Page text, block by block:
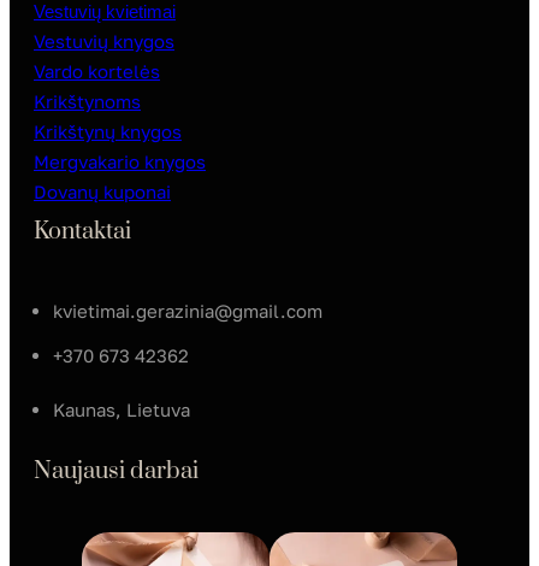
Vestuvių kvietimai
Vestuvių knygos
Vardo kortelės
Krikštynoms
Krikštynų knygos
Mergvakario knygos
Dovanų kuponai
Kontaktai
kvietimai.gerazinia@gmail.com
+370 673 42362
Kaunas, Lietuva
Naujausi darbai